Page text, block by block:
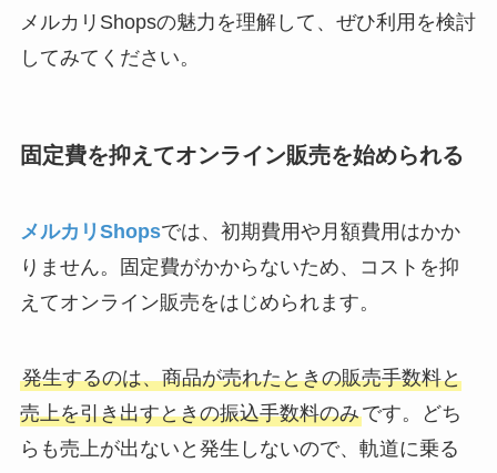
メルカリShopsの魅力を理解して、ぜひ利用を検討
してみてください。
固定費を抑えてオンライン販売を始められる
メルカリShopsでは、初期費用や月額費用はかか
りません。固定費がかからないため、コストを抑
えてオンライン販売をはじめられます。
発生するのは、商品が売れたときの販売手数料と
売上を引き出すときの振込手数料のみです。どち
らも売上が出ないと発生しないので、軌道に乗る